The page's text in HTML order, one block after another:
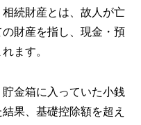
続財産とは、故人が亡
財産を指し、現金・預
ます。
金箱に入っていた小銭
果、基礎控除額を超え